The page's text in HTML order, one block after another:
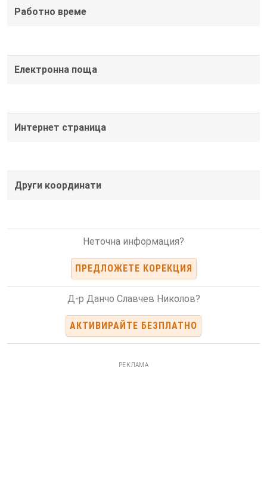
Работно време
Електронна поща
Интернет страница
Други координати
Неточна информация?
ПРЕДЛОЖЕТЕ КОРЕКЦИЯ
Д-р Данчо Славчев Николов?
АКТИВИРАЙТЕ БЕЗПЛАТНО
РЕКЛАМА